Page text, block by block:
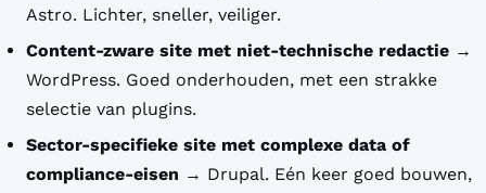
Astro. Lichter, sneller, veiliger.
Content-zware site met niet-technische redactie →
WordPress. Goed onderhouden, met een strakke
selectie van plugins.
Sector-specifieke site met complexe data of
compliance-eisen → Drupal. Eén keer goed bouwen,